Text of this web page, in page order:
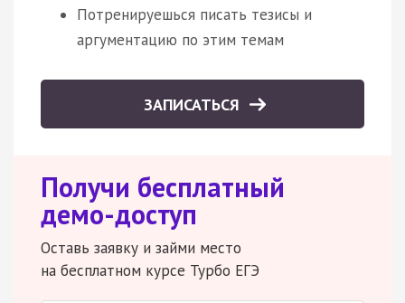
Потренируешься писать тезисы и
аргументацию по этим темам
ЗАПИСАТЬСЯ
Получи бесплатный
демо-доступ
Оставь заявку и займи место
на бесплатном курсе Турбо ЕГЭ